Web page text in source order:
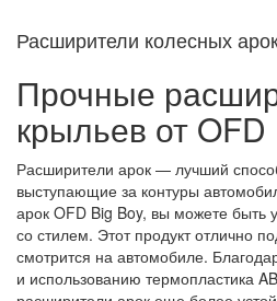
Расширители колесных
Прочные
крыльев от OFD
Расширители арок — лучший
выступающие за контуры
арок OFD Big Boy, вы можете быть
со стилем. Этот продукт отлично
смотрится на автомобиле.
и использованию термопластика